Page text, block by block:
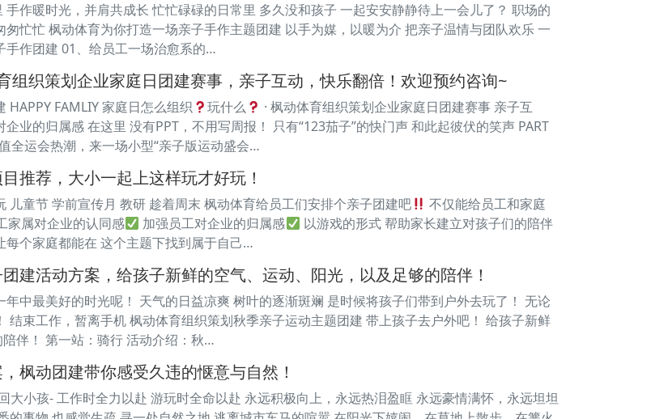
手作暖时光，并肩共成长 忙忙碌碌的日常里 多久没和孩子 一起安安静静待上一会儿了？ 职场的
忙忙 枫动体育为你打造一场亲子手作主题团建 以手为媒，以暖为介 把亲子温情与团队欢乐 一
手作团建 01、给员工一场治愈系的…
组织策划企业家庭日团建赛事，亲子互动，快乐翻倍！欢迎预约咨询~
FAMLIY 家庭日怎么组织 玩什么
· 枫动体育组织策划企业家庭日团建赛事 亲子互
业的归属感 在这里 没有PPT，不用写周报！ 只有“123茄子”的快门声 和此起彼伏的笑声 PART
全运会热潮，来一场小型“亲子版运动盛会…
推荐，大小一起上这样玩才好玩！
儿童节 学前宣传月 教研 趁着周末 枫动体育给员工们安排个亲子团建吧
不仅能给员工和家庭
家属对企业的认同感 加强员工对企业的归属感
以游戏的形式 帮助家长建立对孩子们的陪伴
个家庭都能在 这个主题下找到属于自己…
建活动方案，给孩子新鲜的空气、运动、阳光，以及足够的陪伴！
中最美好的时光呢！ 天气的日益凉爽 树叶的逐渐斑斓 是时候将孩子们带到户外去玩了！ 无论
结束工作，暂离手机 枫动体育组织策划秋季亲子运动主题团建 带上孩子去户外吧！ 给孩子新鲜
伴！ 第一站：骑行 活动介绍：秋…
枫动团建带你感受久违的惬意与自然！
大小孩- 工作时全力以赴 游玩时全命以赴 永远积极向上，永远热泪盈眶 永远豪情满怀，永远坦坦